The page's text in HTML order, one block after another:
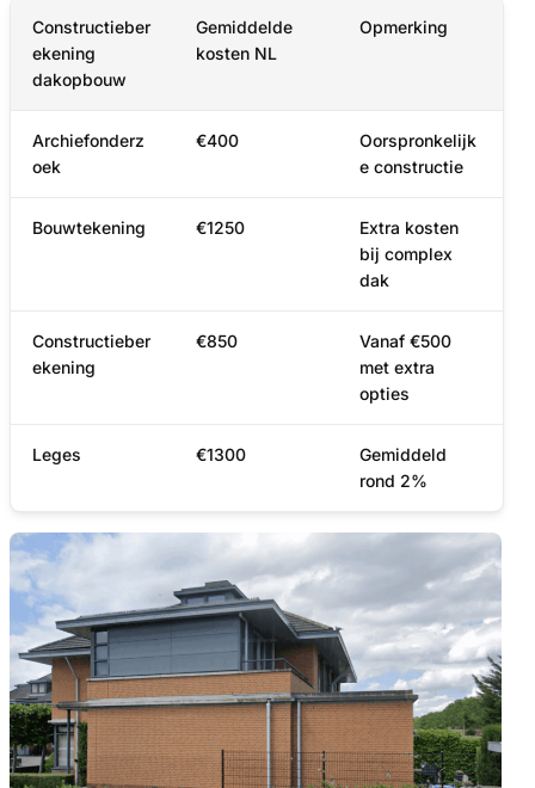
Constructieber
ekening
dakopbouw
Gemiddelde
kosten NL
Opmerking
Archiefonderz
oek
€400
Oorspronkelijk
e constructie
Bouwtekening €1250
Extra kosten
bij complex
dak
Constructieber
ekening
€850
Vanaf €500
met extra
opties
Leges €1300
Gemiddeld
rond 2%